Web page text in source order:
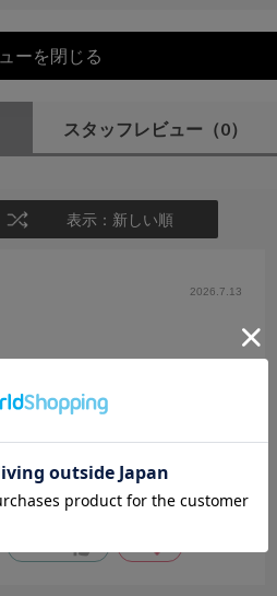
ーを閉じる
スタッフレビュー （0）
表示：新しい順
2026.7.13
でも履き心地が良かった。